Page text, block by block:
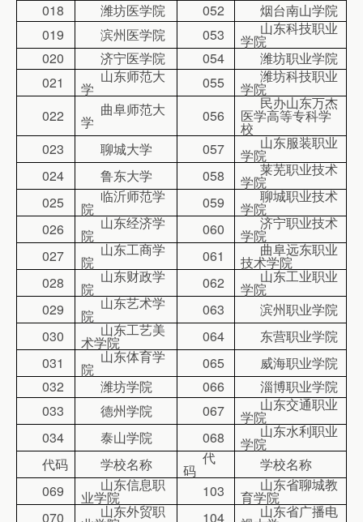
018
潍坊医学院 052
烟台南山学院
019
滨州医学院 053 山东科技职业
学院
020
济宁医学院 054
潍坊职业学院
021
山东师范大
学 055 潍坊科技职业
学院
022
曲阜师范大
学 056
民办山东万杰
医学高等专科学
校
023
聊城大学 057 山东服装职业
学院
024
鲁东大学 058 莱芜职业技术
学院
025
临沂师范学
院 059 聊城职业技术
学院
026
山东经济学
院 060 济宁职业技术
学院
027
山东工商学
院 061 曲阜远东职业
技术学院
028
山东财政学
院 062 山东工业职业
学院
029
山东艺术学
院 063
滨州职业学院
030
山东工艺美
术学院 064
东营职业学院
031
山东体育学
院 065
威海职业学院
032
潍坊学院 066
淄博职业学院
033
德州学院 067 山东交通职业
学院
034
泰山学院 068 山东水利职业
学院
代码
学校名称 代
码
学校名称
069
山东信息职
业学院 103 山东省聊城教
育学院
070
山东外贸职 104 山东省广播电